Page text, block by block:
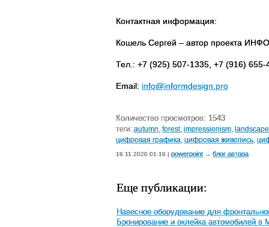
Контактная информация:
Кошель Сергей – автор проекта
Тел.: +7 (925) 507-1335, +7 (916) 655-
Email: info@informdesign.pro
Количество просмотров: 1543
теги: autumn forest, impressionism
landscape
цифровая графика цифровая живопись
19.11.2020 01:19 | powerpoint → блог автора
Еще публикации:
Навесное оборудование для
Бронирование и оклейка автомобилей в